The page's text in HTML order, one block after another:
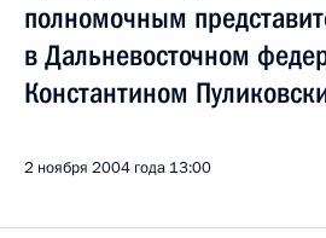
полномочным
в Дальневосточном
Константином
2 ноября 2004 года 13:00